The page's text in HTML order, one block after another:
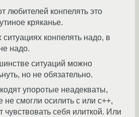
любителей конпелять это
кряканье.
ситуациях конпелять надо, в
надо.
ситуаций можно
но не обязательно.
упоротые неадекваты,
не смогли осилить c или c++,
чувствовать себя илиткой. Или